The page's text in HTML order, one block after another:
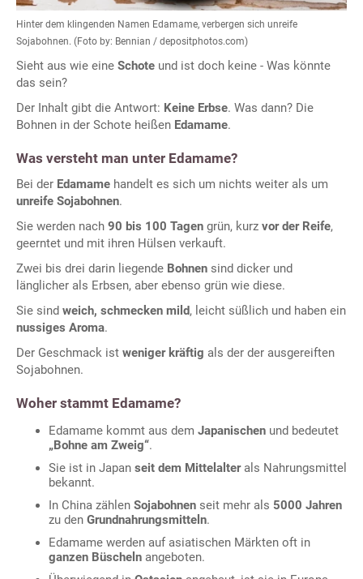
Hinter dem klingenden Namen Edamame, verbergen sich unreife
Sojabohnen. (Foto by: Bennian / depositphotos.com)
Sieht aus wie eine Schote und ist doch keine - Was könnte
das sein?
Der Inhalt gibt die Antwort: Keine Erbse. Was dann? Die
Bohnen in der Schote heißen Edamame.
Was versteht man unter Edamame?
Bei der Edamame handelt es sich um nichts weiter als um
unreife Sojabohnen.
Sie werden nach 90 bis 100 Tagen grün, kurz vor der Reife,
geerntet und mit ihren Hülsen verkauft.
Zwei bis drei darin liegende Bohnen sind dicker und
länglicher als Erbsen, aber ebenso grün wie diese.
Sie sind weich, schmecken mild, leicht süßlich und haben ein
nussiges Aroma.
Der Geschmack ist weniger kräftig als der der ausgereiften
Sojabohnen.
Woher stammt Edamame?
Edamame kommt aus dem Japanischen und bedeutet
„Bohne am Zweig“.
Sie ist in Japan seit dem Mittelalterals Nahrungsmittel
bekannt.
In China zählen Sojabohnen seit mehr als 5000 Jahren
zu den Grundnahrungsmitteln.
Edamame werden auf asiatischen Märkten oft in
ganzen Büscheln angeboten.